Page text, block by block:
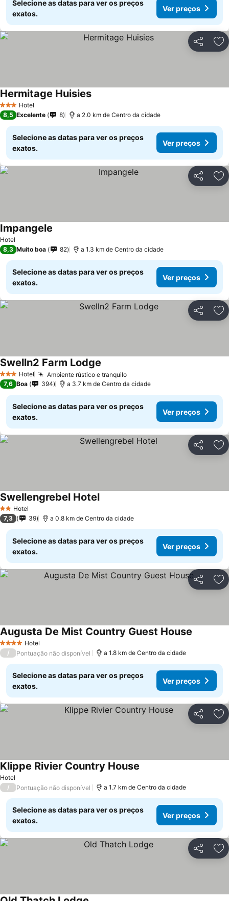
Selecione as datas para ver os preços
exatos.
Ver preços
Partilhar
3 EstrelasHotel
Hermitage Huisies
8,5 Excelente 8 a 2.0 km de Centro da cidade
Selecione as datas para ver os preços
exatos.
Ver preços
Partilhar
Hotel
Impangele
8,3 Muito boa 82 a 1.3 km de Centro da cidade
Selecione as datas para ver os preços
exatos.
Ver preços
Partilhar
3 EstrelasHotel Ambiente rústico e tranquilo
Swelln2 Farm Lodge
7,6 Boa 394 a 3.7 km de Centro da cidade
Selecione as datas para ver os preços
exatos.
Ver preços
Partilhar
2 Estrelas
Hotel
Swellengrebel Hotel
7,3 39 a 0.8 km de Centro da cidade
Selecione as datas para ver os preços
exatos.
Ver preços
Partilhar
4 EstrelasHotel
Augusta De Mist Country Guest House
/ Pontuação não disponível a 1.8 km de Centro da cidade
Selecione as datas para ver os preços
exatos.
Ver preços
Partilhar
Hotel
Klippe Rivier Country House
/ Pontuação não disponível a 1.7 km de Centro da cidade
Selecione as datas para ver os preços
exatos.
Ver preços
Partilhar